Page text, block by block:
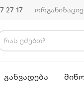
27 17
ᲒᲐᲜᲕᲐᲓᲔᲑᲐ